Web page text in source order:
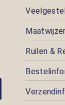
Maatwijzer
Ruilen &